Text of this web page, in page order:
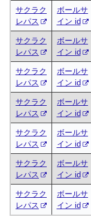
サクラク
レパス
ボールサ
イン id
サクラク
レパス
ボールサ
イン id
サクラク
レパス
ボールサ
イン id
サクラク
レパス
ボールサ
イン id
サクラク
レパス
ボールサ
イン id
サクラク
レパス
ボールサ
イン id
サクラク
レパス
ボールサ
イン id